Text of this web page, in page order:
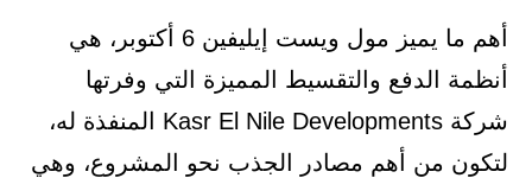
أهم ما يميز مول ويست إيليفين 6 أكتوبر، هي
أنظمة الدفع والتقسيط المميزة التي وفرتها
شركة Kasr El Nile Developments المنفذة له،
لتكون من أهم مصادر الجذب نحو المشروع، وهي